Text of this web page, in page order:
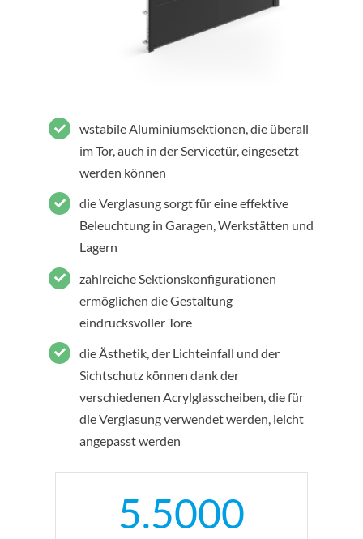
wstabile Aluminiumsektionen, die überall
im Tor, auch in der Servicetür, eingesetzt
werden können
die Verglasung sorgt für eine effektive
Beleuchtung in Garagen, Werkstätten und
Lagern
zahlreiche Sektionskonfigurationen
ermöglichen die Gestaltung
eindrucksvoller Tore
die Ästhetik, der Lichteinfall und der
Sichtschutz können dank der
verschiedenen Acrylglasscheiben, die für
die Verglasung verwendet werden, leicht
angepasst werden
5.5000